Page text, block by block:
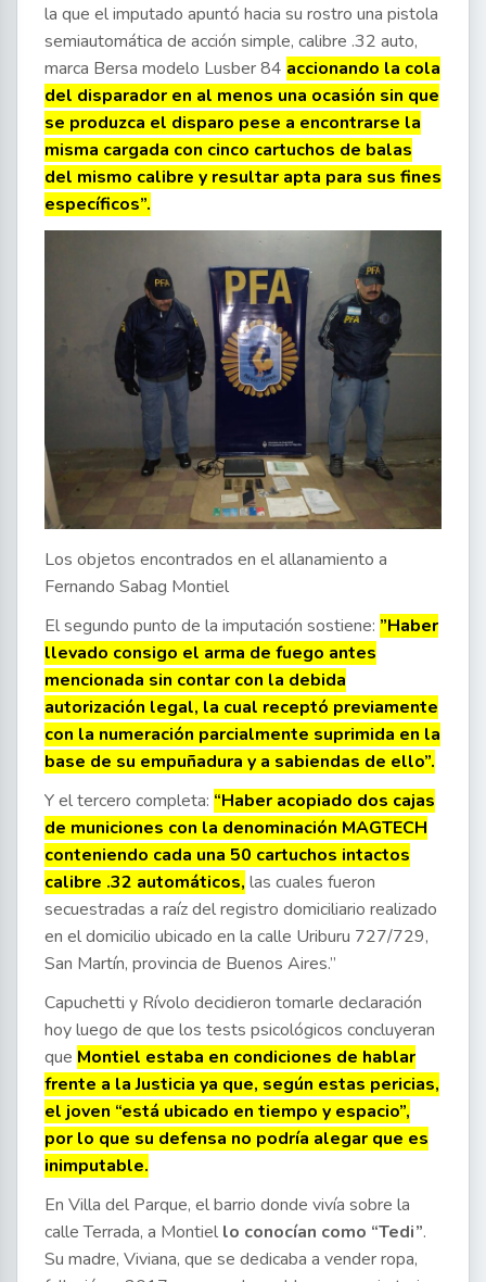
la que el imputado apuntó hacia su rostro una pistola
semiautomática de acción simple, calibre .32 auto,
marca Bersa modelo Lusber 84 accionando la cola
del disparador en al menos una ocasión sin que
se produzca el disparo pese a encontrarse la
misma cargada con cinco cartuchos de balas
del mismo calibre y resultar apta para sus fines
específicos”.
Los objetos encontrados en el allanamiento a
Fernando Sabag Montiel
El segundo punto de la imputación sostiene: ”Haber
llevado consigo el arma de fuego antes
mencionada sin contar con la debida
autorización legal, la cual receptó previamente
con la numeración parcialmente suprimida en la
base de su empuñadura y a sabiendas de ello”.
Y el tercero completa: “Haber acopiado dos cajas
de municiones con la denominación MAGTECH
conteniendo cada una 50 cartuchos intactos
calibre .32 automáticos, las cuales fueron
secuestradas a raíz del registro domiciliario realizado
en el domicilio ubicado en la calle Uriburu 727/729,
San Martín, provincia de Buenos Aires.”
Capuchetti y Rívolo decidieron tomarle declaración
hoy luego de que los tests psicológicos concluyeran
que Montiel estaba en condiciones de hablar
frente a la Justicia ya que, según estas pericias,
el joven “está ubicado en tiempo y espacio”,
por lo que su defensa no podría alegar que es
inimputable.
En Villa del Parque, el barrio donde vivía sobre la
calle Terrada, a Montiel lo conocían como “Tedi”.
Su madre, Viviana, que se dedicaba a vender ropa,